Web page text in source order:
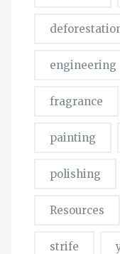
engineering
fragrance
painting
polishing
Resources
strife